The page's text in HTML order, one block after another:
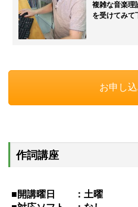
複雑な音楽理
を受けてみて
お申し
作詞講座
■開講曜日 ：土曜